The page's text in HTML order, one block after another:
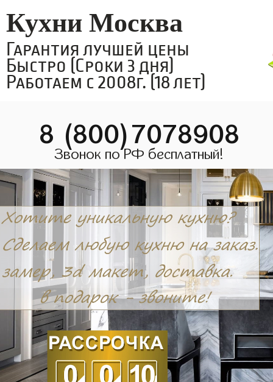
Кухни Москва
Гарантия лучшей цены
Быстро (Сроки 3 дня)
Работаем с 2008г. (18 лет)
8 (800)7078908
Звонок по РФ бесплатный!